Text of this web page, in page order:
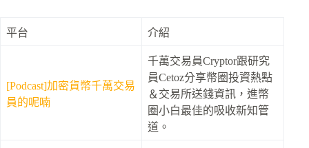
平台 介紹
[Podcast]加密貨幣千萬交易
員的呢喃
千萬交易員Cryptor跟研究
員Cetoz分享幣圈投資熱點
＆交易所送錢資訊，進幣
圈小白最佳的吸收新知管
道。